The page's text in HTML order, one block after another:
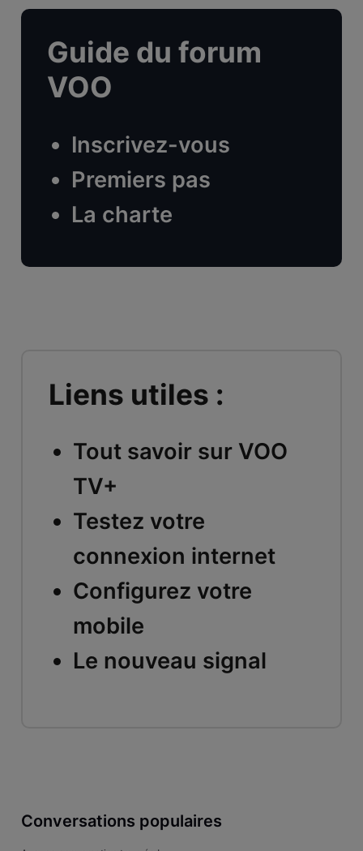
Guide du forum
VOO
Inscrivez-vous
Premiers pas
La charte
Liens utiles :
Tout savoir sur VOO
TV+
Testez votre
connexion internet
Configurez votre
mobile
Le nouveau signal
Conversations populaires